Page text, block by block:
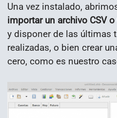
Una vez instalado,
importar un archivo CSV o
y disponer de las últimas
realizadas, o bien crear
cero, como es nuestro